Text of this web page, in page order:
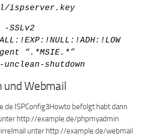
ispserver.key
SSLv2
“.*MSIE.*”
shutdown
Webmail
ISPConfig3Howto befolgt habt dann
http://example.de/phpmyadmin
unter http://example.de/webmail